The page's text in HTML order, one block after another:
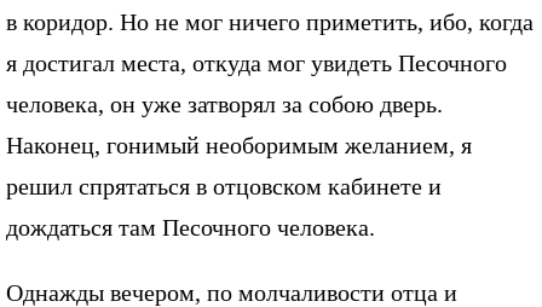
в коридор. Но не мог ничего приметить, ибо, когда
я достигал места, откуда мог увидеть Песочного
человека, он уже затворял за собою дверь.
Наконец, гонимый необоримым желанием, я
решил спрятаться в отцовском кабинете и
дождаться там Песочного человека.
Однажды вечером, по молчаливости отца и